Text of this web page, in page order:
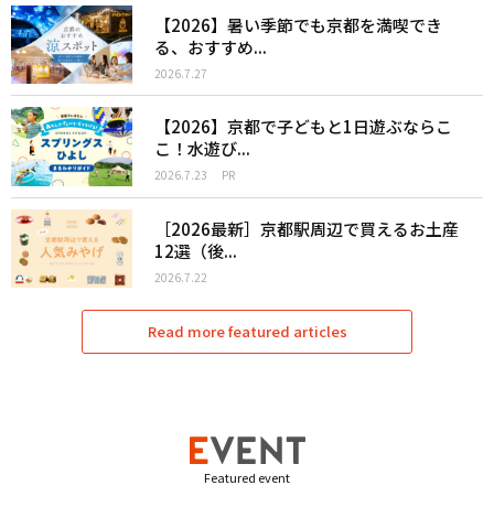
【2026】暑い季節でも京都を満喫でき
る、おすすめ...
2026.7.27
【2026】京都で子どもと1日遊ぶならこ
こ！水遊び...
2026.7.23 PR
［2026最新］京都駅周辺で買えるお土産
12選（後...
2026.7.22
Read more featured articles
Featured event